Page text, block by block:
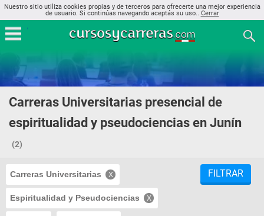
Nuestro sitio utiliza cookies propias y de terceros para ofrecerte una mejor experiencia
de usuario. Si continúas navegando aceptás su uso.. Cerrar
Carreras Universitarias presencial de
espiritualidad y pseudociencias en Junín
(2)
Carreras Universitarias
Espiritualidad y Pseudociencias
FILTRAR